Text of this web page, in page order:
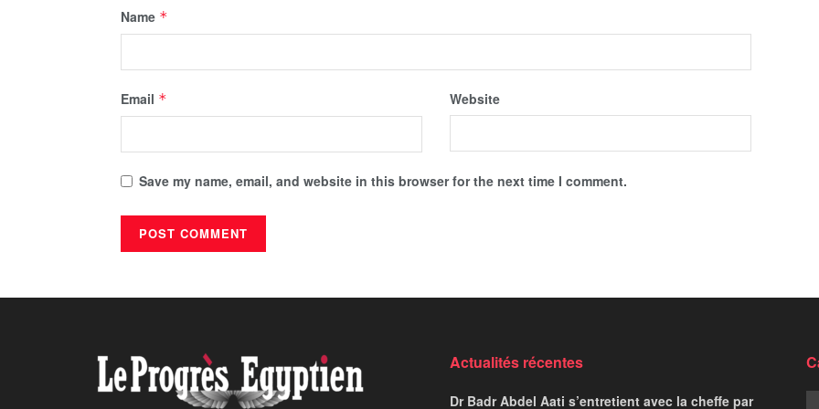
Name *
Email * Website
Save my name, email, and website in this browser for the next time I comment.
Actualités récentes
Dr Badr Abdel Aati s’entretient avec la cheffe par